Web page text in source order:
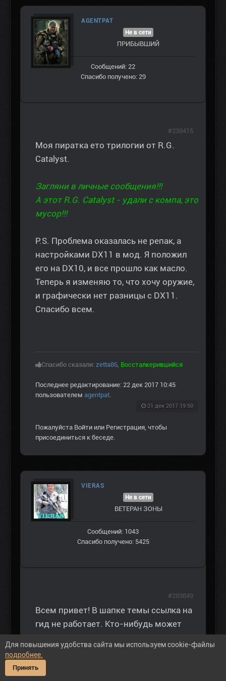
AGENTPAT
Не в сети
ПРИБЫВШИЙ
Сообщений: 22
Спасибо получено: 29
Моя пиратка ето трилогии от R.G.
Catalyst.
Загляни в личные сообщения!!!
А этот R.G. Catalyst - удали с компа, это
мусор!!!
P.S. Проблема оказалась не репак, а
настройками DX11 в мод. Я положил
его на DX10, и все прошло как масло.
Теперь я изменяю то, что хочу оружие,
и графически нет разницы с DX11.
Спасибо всем.
Спасибо сказали: zetta86, Воссталкерившийся
Последнее редактирование: 22 дек 2017 10:45
пользователем agentpat.
21 дек 2017 19:50
#238415
Пожалуйста Войти или Регистрация, чтобы
присоединиться к беседе.
VIERAS
Не в сети
ВЕТЕРАН ЗOНЫ
Сообщений: 1043
Спасибо получено: 5425
Всем привет! В шапке темы ссылка на
гид не работает. Кто-нибудь может
#289849
Для повышения удобства сайта мы используем cookie-файлы
подробнее.
Принять